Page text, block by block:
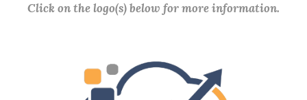
Click on the logo(s) below for more information.